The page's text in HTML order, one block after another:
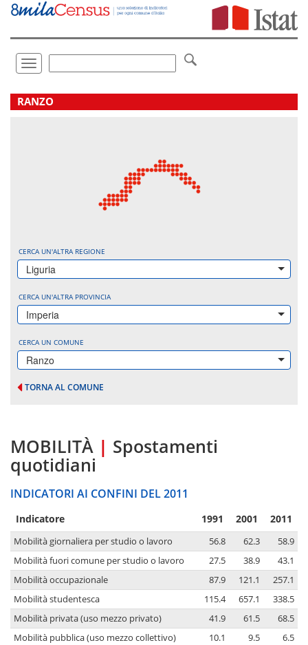
Vai
direttamente
Toggle
navigation
.
RANZO
CERCA UN'ALTRA REGIONE
Liguria
CERCA UN'ALTRA PROVINCIA
Imperia
CERCA UN COMUNE
Ranzo
TORNA AL COMUNE
MOBILITÀ | Spostamenti
quotidiani
INDICATORI AI CONFINI DEL 2011
Indicatore 1991 2001 2011
Mobilità giornaliera per studio o lavoro 56.8 62.3
58.9
Mobilità fuori comune per studio o lavoro
27.5 38.9
43.1
Mobilità occupazionale
87.9 121.1
257.1
Mobilità studentesca
115.4 657.1
338.5
Mobilità privata (uso mezzo privato)
41.9 61.5
68.5
Mobilità pubblica (uso mezzo collettivo)
10.1 9.5
6.5